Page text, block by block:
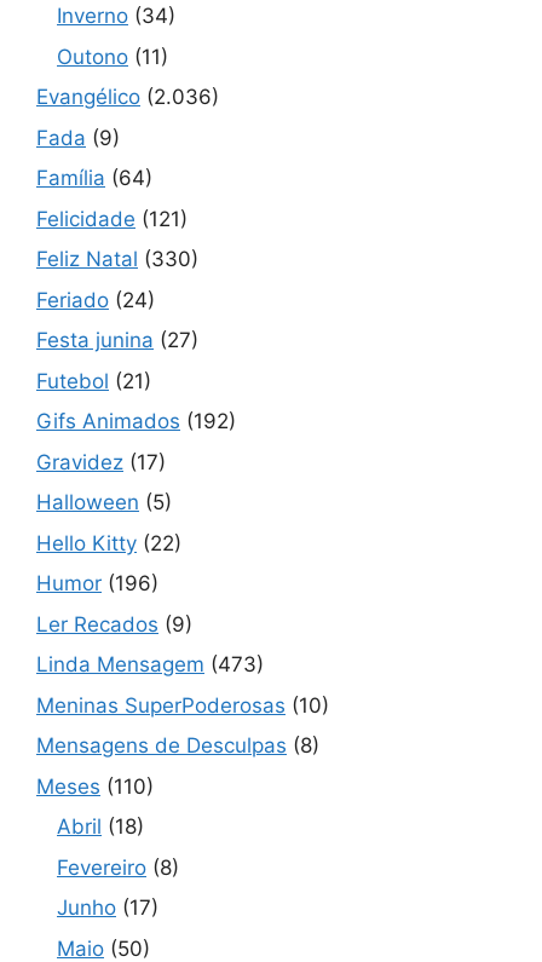
Inverno (34)
Outono (11)
Evangélico (2.036)
Fada (9)
Família (64)
Felicidade (121)
Feliz Natal (330)
Feriado (24)
Festa junina (27)
Futebol (21)
Gifs Animados (192)
Gravidez (17)
Halloween (5)
Hello Kitty (22)
Humor (196)
Ler Recados (9)
Linda Mensagem (473)
Meninas SuperPoderosas (10)
Mensagens de Desculpas (8)
Meses (110)
Abril (18)
Fevereiro (8)
Junho (17)
Maio (50)